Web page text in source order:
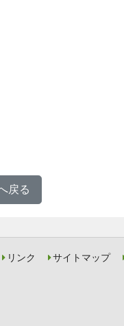
戻る
リンク サイトマップ